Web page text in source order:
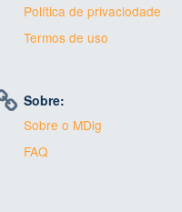
Política de privaciodade
Termos de uso
Sobre:
Sobre o MDig
FAQ